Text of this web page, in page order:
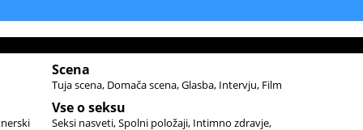
Scena
Tuja scena Domača scena Glasba Intervju Film
Vse o seksu
Seksi nasveti Spolni položaji Intimno zdravje